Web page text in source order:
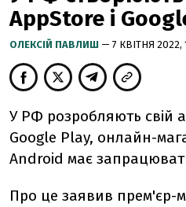
AppStore і
ОЛЕКСІЙ ПАВЛИШ — 7 КВІТНЯ 2022,
У РФ розробляють свій
Google Play, онлайн-
Android має
Про це заявив прем'єр-